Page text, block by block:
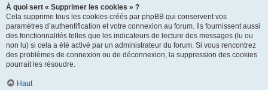
À quoi sert « Supprimer les cookies » ?
Cela supprime tous les cookies créés par phpBB qui conservent vos
paramètres d’authentification et votre connexion au forum. Ils fournissent aussi
des fonctionnalités telles que les indicateurs de lecture des messages (lu ou
non lu) si cela a été activé par un administrateur du forum. Si vous rencontrez
des problèmes de connexion ou de déconnexion, la suppression des cookies
pourrait les résoudre.
Haut